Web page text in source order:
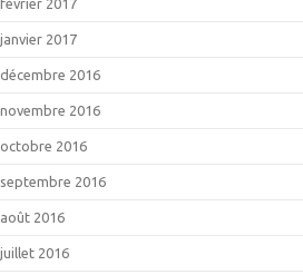
janvier 2017
décembre 2016
novembre 2016
octobre 2016
septembre 2016
août 2016
juillet 2016